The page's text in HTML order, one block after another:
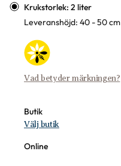
Krukstorlek: 2 liter
Leveranshöjd: 40 - 50 cm
Vad betyder märkningen?
Butik
Välj butik
Online